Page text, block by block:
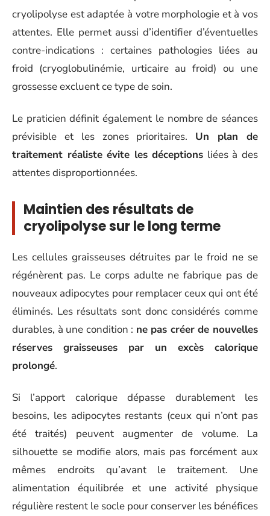
cryolipolyse est adaptée à votre morphologie et à vos
attentes. Elle permet aussi d’identifier d’éventuelles
contre-indications : certaines pathologies liées au
froid (cryoglobulinémie, urticaire au froid) ou une
grossesse excluent ce type de soin.
Le praticien définit également le nombre de séances
prévisible et les zones prioritaires. Un plan de
traitement réaliste évite les déceptions liées à des
attentes disproportionnées.
Maintien des résultats de
cryolipolyse sur le long terme
Les cellules graisseuses détruites par le froid ne se
régénèrent pas. Le corps adulte ne fabrique pas de
nouveaux adipocytes pour remplacer ceux qui ont été
éliminés. Les résultats sont donc considérés comme
durables, à une condition : ne pas créer de nouvelles
réserves graisseuses par un excès calorique
prolongé.
Si l’apport calorique dépasse durablement les
besoins, les adipocytes restants (ceux qui n’ont pas
été traités) peuvent augmenter de volume. La
silhouette se modifie alors, mais pas forcément aux
mêmes endroits qu’avant le traitement. Une
alimentation équilibrée et une activité physique
régulière restent le socle pour conserver les bénéfices